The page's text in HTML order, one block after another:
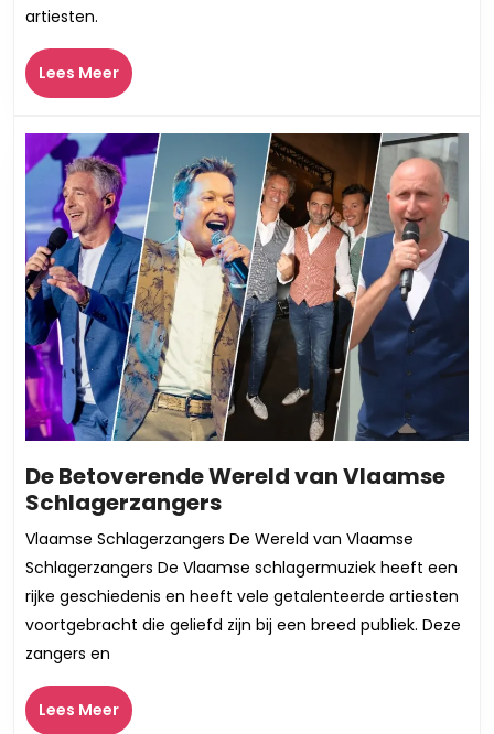
artiesten.
Lees MeerLees
Meer
De Betoverende Wereld van Vlaamse
SchlagerzangersDe
Betoverende
Wereld
van
Vlaamse
Schlagerzangers
Vlaamse Schlagerzangers De Wereld van Vlaamse
Schlagerzangers De Vlaamse schlagermuziek heeft een
rijke geschiedenis en heeft vele getalenteerde artiesten
voortgebracht die geliefd zijn bij een breed publiek. Deze
zangers en
Lees MeerLees